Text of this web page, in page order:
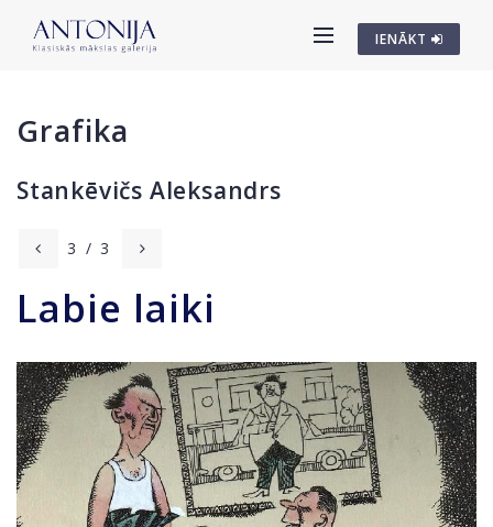
IENĀKT
Grafika
Stankēvičs Aleksandrs
3 / 3
Labie laiki